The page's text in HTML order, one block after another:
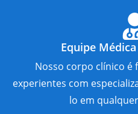
Equipe
Nosso corpo clínico
experientes com
lo em